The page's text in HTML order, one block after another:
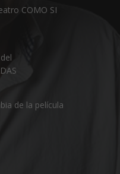
COMO SI
de la película